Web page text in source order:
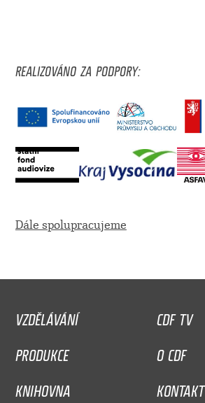
REALIZOVÁNO ZA PODPORY:
Dále spolupracujeme
VZDĚLÁVÁNÍ
CDF TV
PRODUKCE
O CDF
KNIHOVNA
KONTAKT